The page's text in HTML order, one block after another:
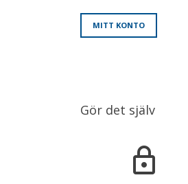
MITT KONTO
Gör det själv